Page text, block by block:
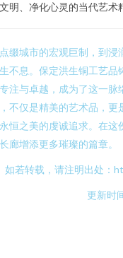
明、净化心灵的当代艺术
缀城市的宏观巨制，到浸
不息。保定洪生铜工艺品
注与卓越，成为了这一脉
不仅是精美的艺术品，更
恒之美的虔诚追求。在这
廊增添更多璀璨的篇章。
如若转载，请注明出处：
更新时